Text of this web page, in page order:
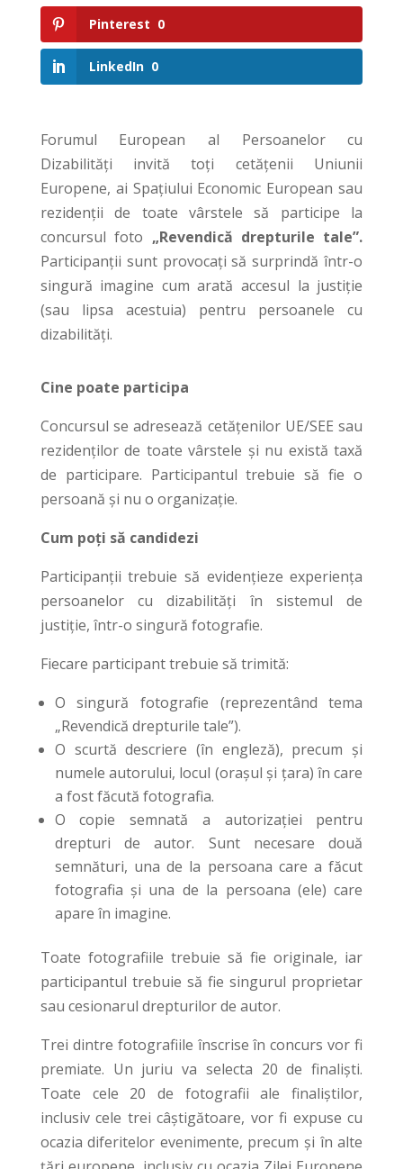
Pinterest 0
LinkedIn 0
Forumul European al Persoanelor cu
Dizabilități invită toți cetățenii Uniunii
Europene, ai Spațiului Economic European sau
rezidenții de toate vârstele să participe la
concursul foto „Revendică drepturile tale”.
Participanții sunt provocați să surprindă într-o
singură imagine cum arată accesul la justiție
(sau lipsa acestuia) pentru persoanele cu
dizabilități.
Cine poate participa
Concursul se adresează cetățenilor UE/SEE sau
rezidenților de toate vârstele și nu există taxă
de participare. Participantul trebuie să fie o
persoană și nu o organizație.
Cum poți să candidezi
Participanții trebuie să evidențieze experiența
persoanelor cu dizabilități în sistemul de
justiție, într-o singură fotografie.
Fiecare participant trebuie să trimită:
O singură fotografie (reprezentând tema
„Revendică drepturile tale”).
O scurtă descriere (în engleză), precum și
numele autorului, locul (orașul și țara) în care
a fost făcută fotografia.
O copie semnată a autorizației pentru
drepturi de autor. Sunt necesare două
semnături, una de la persoana care a făcut
fotografia și una de la persoana (ele) care
apare în imagine.
Toate fotografiile trebuie să fie originale, iar
participantul trebuie să fie singurul proprietar
sau cesionarul drepturilor de autor.
Trei dintre fotografiile înscrise în concurs vor fi
premiate. Un juriu va selecta 20 de finaliști.
Toate cele 20 de fotografii ale finaliștilor,
inclusiv cele trei câștigătoare, vor fi expuse cu
ocazia diferitelor evenimente, precum și în alte